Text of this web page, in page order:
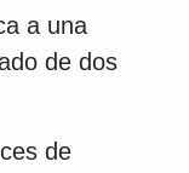
a una
de dos
de